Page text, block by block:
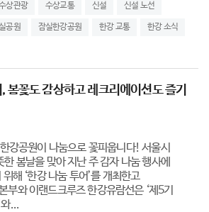
상관광 수상교통 신설 신설 노선
공원 잠실한강공원 한강 교통 한강 소식
봄꽃도 감상하고 레크리에이션도 즐기
강공원이 나눔으로 꽃피웁니다! 서울시
봄날을 맞아 지난 주 감자 나눔 행사에
해 ‘한강 나눔 투어’를 개최한고
부와 이랜드크루즈 한강유람선은 ‘제5기
...